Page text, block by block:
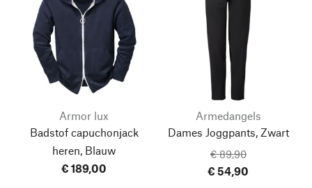
Armor lux
Badstof capuchonjack
heren, Blauw
€ 189,00
Armedangels
Dames Joggpants, Zwart
€ 89,90
€ 54,90